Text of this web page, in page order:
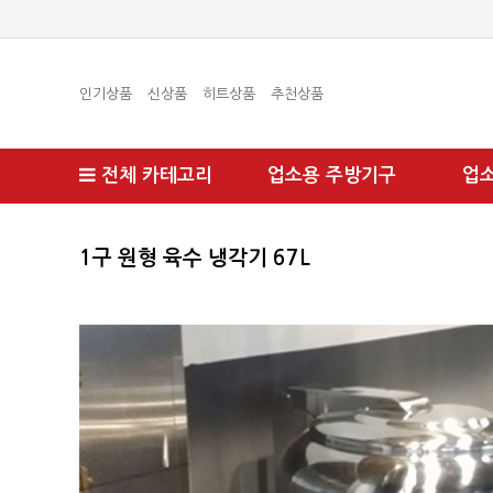
인기상품 신상품 히트상품 추천상품
전체 카테고리 업소용 주방기구 업
1구 원형 육수 냉각기 67L